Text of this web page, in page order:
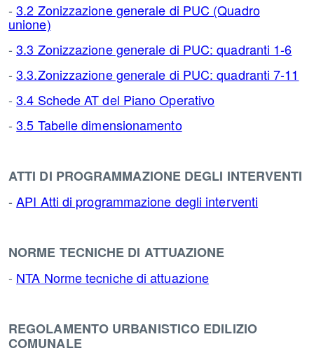
-3.2 Zonizzazione generale di PUC (Quadro
unione)
-3.3 Zonizzazione generale di PUC: quadranti 1-6
-3.3.Zonizzazione generale di PUC: quadranti 7-11
-3.4 Schede AT del Piano Operativo
-3.5 Tabelle dimensionamento
ATTI DI PROGRAMMAZIONE DEGLI INTERVENTI
-API Atti di programmazione degli interventi
NORME TECNICHE DI ATTUAZIONE
- NTA Norme tecniche di attuazione
REGOLAMENTO URBANISTICO EDILIZIO
COMUNALE